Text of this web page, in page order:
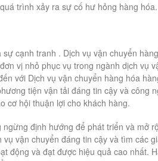
trình xảy ra sự cố hư hỏng hàng hóa.
cạnh tranh . Dịch vụ vận chuyển
vị nhỏ phục vụ trong ngành dịch vụ
với Dịch vụ vận chuyển hàng hóa
tiện vận tải đáng tin cậy và công
cơ hội thuận lợi cho khách hàng.
định hướng để phát triển và mở
vận chuyển đáng tin cậy và tìm các
động và đạt được hiệu quả cao nhất.